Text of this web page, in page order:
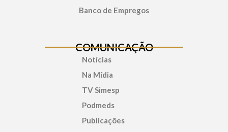
Banco de Empregos
COMUNICAÇÃO
Notícias
Na Mídia
TV Simesp
Podmeds
Publicações